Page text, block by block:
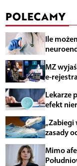
POLECAMY
Ile
MZ
e-
Lekarze
efekt
„Zabiegi
zasady
Mimo